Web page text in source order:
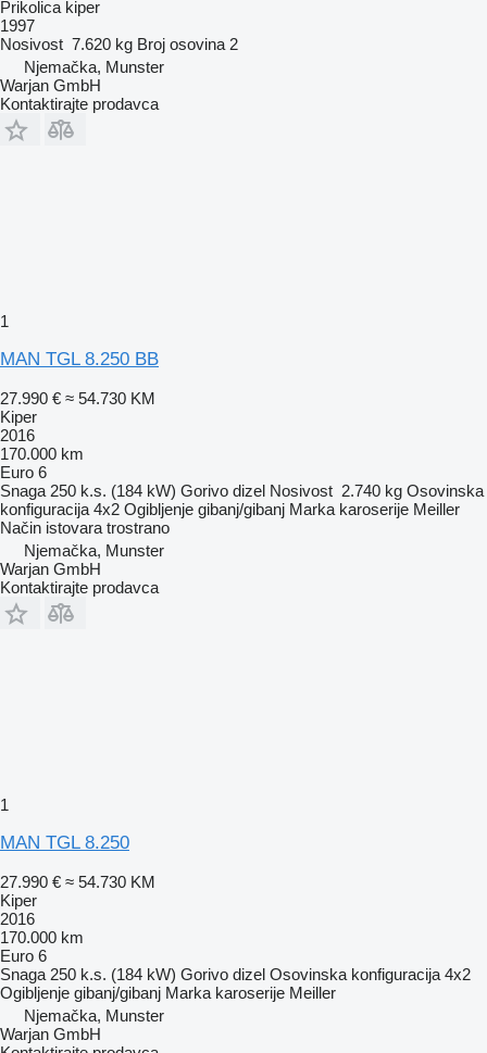
Prikolica kiper
1997
Nosivost 7.620 kg Broj osovina 2
Njemačka, Munster
Warjan GmbH
Kontaktirajte prodavca
1
MAN TGL 8.250 BB
27.990 € ≈ 54.730 KM
Kiper
2016
170.000 km
Euro 6
Snaga 250 k.s. (184 kW) Gorivo dizel Nosivost 2.740 kg Osovinska
konfiguracija 4x2 Ogibljenje gibanj/gibanj Marka karoserije Meiller
Način istovara trostrano
Njemačka, Munster
Warjan GmbH
Kontaktirajte prodavca
1
MAN TGL 8.250
27.990 € ≈ 54.730 KM
Kiper
2016
170.000 km
Euro 6
Snaga 250 k.s. (184 kW) Gorivo dizel Osovinska konfiguracija 4x2
Ogibljenje gibanj/gibanj Marka karoserije Meiller
Njemačka, Munster
Warjan GmbH